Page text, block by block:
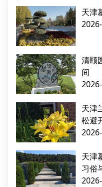
天津
清颐
间
天津
松避
天津
习俗